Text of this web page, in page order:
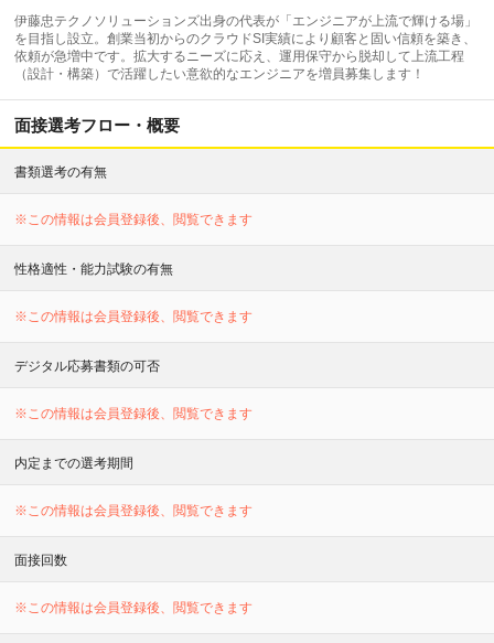
伊藤忠テクノソリューションズ出身の代表が「エンジニアが上流で輝ける場」
を目指し設立。創業当初からのクラウドSI実績により顧客と固い信頼を築き、
依頼が急増中です。拡大するニーズに応え、運用保守から脱却して上流工程
（設計・構築）で活躍したい意欲的なエンジニアを増員募集します！
面接選考フロー・概要
書類選考の有無
※この情報は会員登録後、閲覧できます
性格適性・能力試験の有無
※この情報は会員登録後、閲覧できます
デジタル応募書類の可否
※この情報は会員登録後、閲覧できます
内定までの選考期間
※この情報は会員登録後、閲覧できます
面接回数
※この情報は会員登録後、閲覧できます